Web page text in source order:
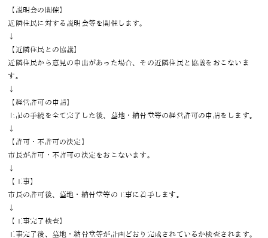
【説明会の開催】
近隣住民に対する説明会等を開催します。
↓
【近隣住民との協議】
近隣住民から意見の申出があった場合、その近隣住民と協議をおこないま
す。
↓
【経営許可の申請】
上記の手続を全て完了した後、墓地・納骨堂等の経営許可の申請をします。
↓
【許可・不許可の決定】
市長が許可・不許可の決定をおこないます。
↓
【工事】
市長の許可後、墓地・納骨堂等の工事に着手します。
↓
【工事完了検査】
工事完了後、墓地・納骨堂等が計画どおり完成されているか検査されます。